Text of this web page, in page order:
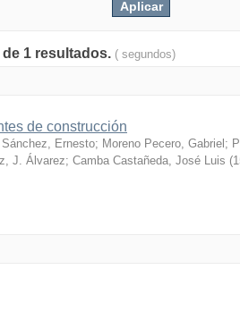
1 resultados. ( segundos)
de construcción
Sánchez, Ernesto; Moreno Pecero, Gabriel ;
J. Álvarez; Camba Castañeda, José Luis (